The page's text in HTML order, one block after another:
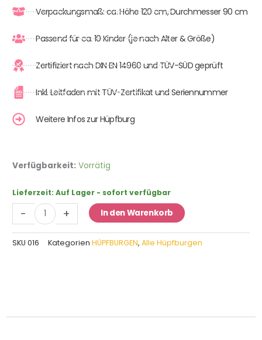
Verpackungsmaß: ca. Höhe 120 cm, Durchmesser 90 cm
Passend für ca. 10 Kinder (je nach Alter & Größe)
Zertifiziert nach DIN EN 14960 und TÜV-SÜD geprüft
Inkl. Leitfaden mit TÜV-Zertifikat und Seriennummer
Weitere Infos zur Hüpfburg
Verfügbarkeit: Vorrätig
Lieferzeit: Auf Lager - sofort verfügbar
-
Hüpfburg
-
groß
Menge
+ In den Warenkorb
SKU 016 Kategorien HÜPFBURGEN, Alle Hüpfburgen